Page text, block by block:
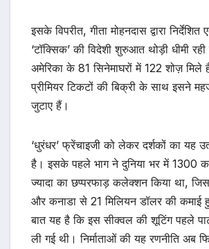
इसके विपरीत, गीता मोहनदास द्वारा निर्देशित
‘टॉक्सिक’ की विदेशी शुरुआत थोड़ी धीमी
अमेरिका के 81 सिनेमाघरों में 122 शोज़
प्रीमियर टिकटों की बिक्री के साथ इसने
जुटाए हैं।
‘धुरंधर’ फ्रेंचाइजी को लेकर दर्शकों का यह
है। इसके पहले भाग ने दुनिया भर में 1300
ज्यादा का छप्परफाड़ कलेक्शन किया था,
और कनाडा से 21 मिलियन डॉलर की कमाई
बात यह है कि इस सीक्वल की शूटिंग पहले
ली गई थी। निर्माताओं की यह रणनीति अब